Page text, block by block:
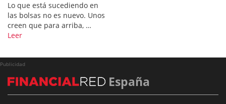
Lo que está sucediendo en
las bolsas no es nuevo. Unos
creen que para arriba, …
Leer
Publicidad
España